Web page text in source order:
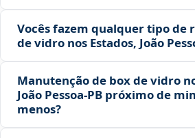
Vocês fazem qualquer tipo de
de vidro nos Estados, João
Manutenção de box de vidro
João Pessoa‑PB próximo de
menos?